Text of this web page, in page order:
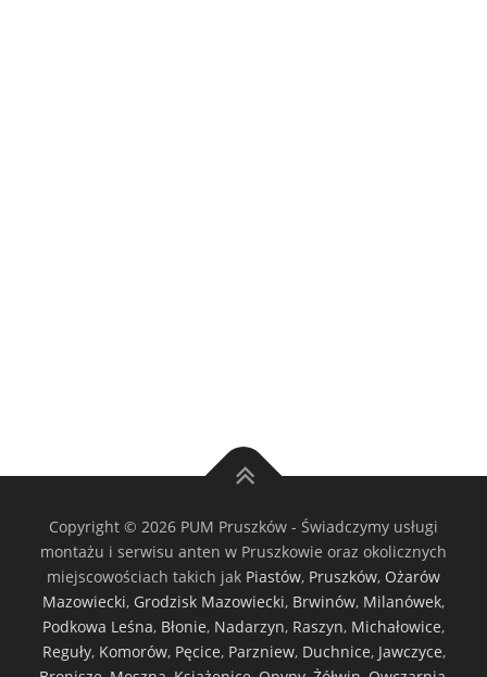
Copyright © 2026 PUM Pruszków - Świadczymy usługi
montażu i serwisu anten w Pruszkowie oraz okolicznych
miejscowościach takich jak Piastów, Pruszków, Ożarów
Mazowiecki, Grodzisk Mazowiecki, Brwinów, Milanówek,
Podkowa Leśna, Błonie, Nadarzyn, Raszyn, Michałowice,
Reguły, Komorów, Pęcice, Parzniew, Duchnice, Jawczyce,